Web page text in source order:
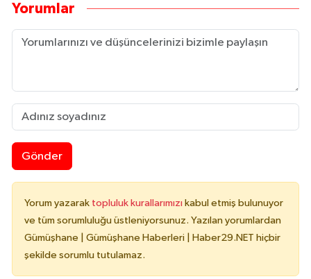
Yorumlar
Gönder
Yorum yazarak topluluk kurallarımızı kabul etmiş bulunuyor
ve tüm sorumluluğu üstleniyorsunuz. Yazılan yorumlardan
Gümüşhane | Gümüşhane Haberleri | Haber29.NET hiçbir
şekilde sorumlu tutulamaz.